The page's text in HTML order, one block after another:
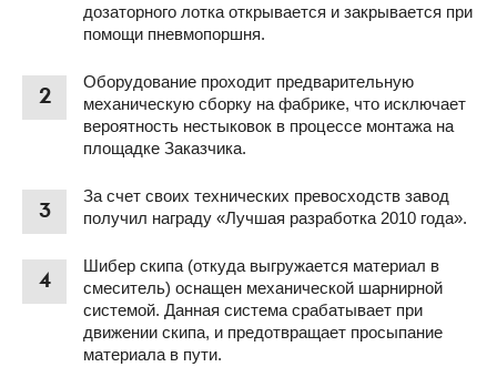
дозаторного лотка открывается и закрывается при
помощи пневмопоршня.
2
Оборудование проходит предварительную
механическую сборку на фабрике, что исключает
вероятность нестыковок в процессе монтажа на
площадке Заказчика.
3
За счет своих технических превосходств завод
получил награду «Лучшая разработка 2010 года».
4
Шибер скипа (откуда выгружается материал в
смеситель) оснащен механической шарнирной
системой. Данная система срабатывает при
движении скипа, и предотвращает просыпание
материала в пути.